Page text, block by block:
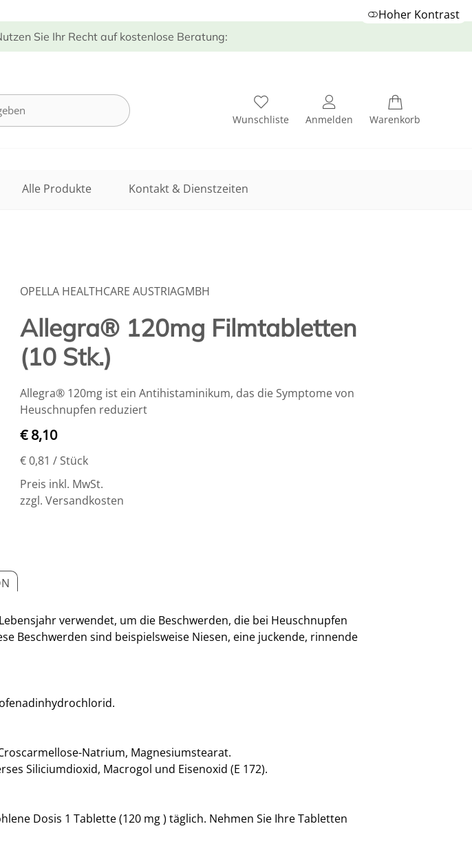
Sie Ihr Recht auf kostenlose Beratung:
Hoher Kontrast
Wunschliste Anmelden Warenkorb
Alle Produkte Kontakt & Dienstzeiten
OPELLA HEALTHCARE AUSTRIAGMBH
Allegra® 120mg Filmtabletten
(10 Stk.)
Allegra® 120mg ist ein Antihistaminikum, das die Symptome von
Heuschnupfen reduziert
€ 8,10
€ 0,81 / Stück
Preis inkl. MwSt.
zzgl. Versandkosten
verwendet, um die Beschwerden, die bei Heuschnupfen
Beschwerden sind beispielsweise Niesen, eine juckende, rinnende
Natrium, Magnesiumstearat.
Siliciumdioxid, Macrogol und Eisenoxid (E 172).
Dosis 1 Tablette (120 mg ) täglich. Nehmen Sie Ihre Tabletten